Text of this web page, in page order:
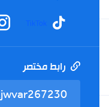
Facebook
TikTok
رابط مختصر